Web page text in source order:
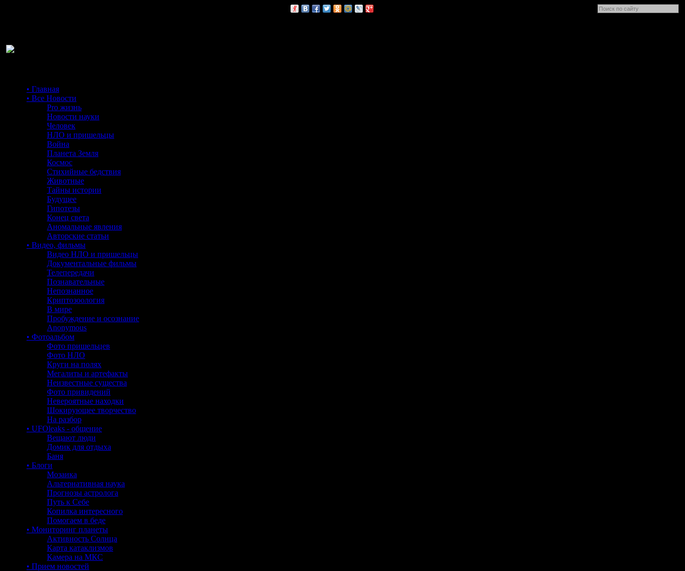
• Главная
• Все Новости
Pro жизнь
Новости науки
Человек
НЛО и пришельцы
Война
Планета Земля
Космос
Стихийные бедствия
Животные
Тайны истории
Будущее
Гипотезы
Конец света
Аномальные явления
Авторские статьи
• Видео, фильмы
Видео НЛО и пришельцы
Документальные фильмы
Телепередачи
Познавательные
Непознанное
Криптозоология
В мире
Пробуждение и осознание
Anonymous
• Фотоальбом
Фото пришельцев
Фото НЛО
Круги на полях
Мегалиты и артефакты
Неизвестные существа
Фото привидений
Невероятные находки
Шокирующее творчество
На разбор
• UFOleaks - общение
Вещают люди
Домик для отдыха
Баня
• Блоги
Мозаика
Альтернативная наука
Прогнозы астролога
Путь к Себе
Копилка интересного
Помогаем в беде
• Мониторинг планеты
Активность Солнца
Карта катаклизмов
Камера на МКС
• Прием новостей